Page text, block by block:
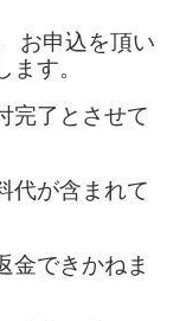
お申込を頂い
す。
完了とさせて
代が含まれて
金できかねま